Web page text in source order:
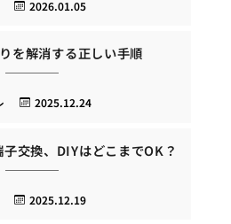
2026.01.05
を解消する正しい手順
2025.12.24
交換、DIYはどこまでOK？
2025.12.19